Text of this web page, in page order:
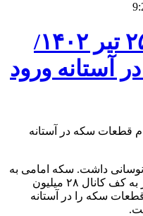
قیمت طلا و سکه ۲۵ تیر ۱۴۰۲/
آستانه ورود
داشت. سکه امامی به
کانال ۲۷ میلیونی برگشت اما بار دیگر به کف کانال ۲۸ میلیون
سکه را در آستانه